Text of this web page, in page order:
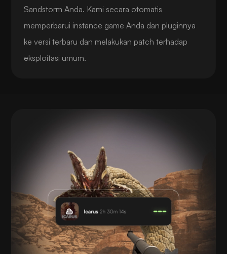
Sandstorm Anda. Kami secara otomatis
memperbarui instance game Anda dan pluginnya
ke versi terbaru dan melakukan patch terhadap
eksploitasi umum.